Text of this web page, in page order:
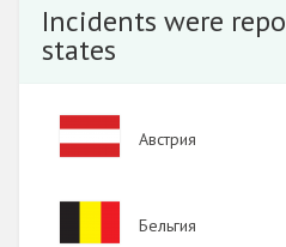
Incidents were
states
Image
Австрия
Бельгия